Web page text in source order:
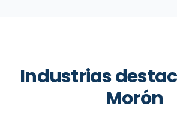
Industrias
Morón